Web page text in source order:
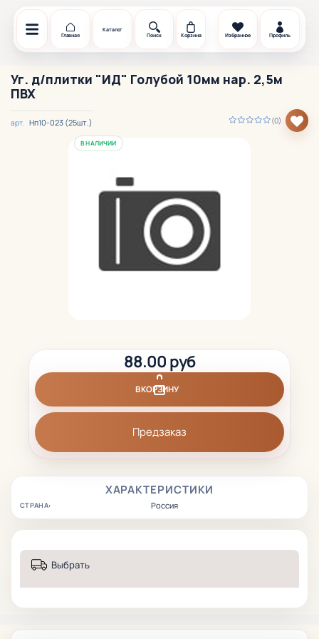
Главная
Каталог
Поиск
Корзина Избранное Профиль
Уг. д/плитки "ИД" Голубой 10мм нар. 2,5м
ПВХ
(0)
арт. Нп10-023 (25шт.)
В НАЛИЧИИ
ХАРАКТЕРИСТИКИ
СТРАНА: Россия
88.00 руб
В КОРЗИНУ
Предзаказ
Выбрать